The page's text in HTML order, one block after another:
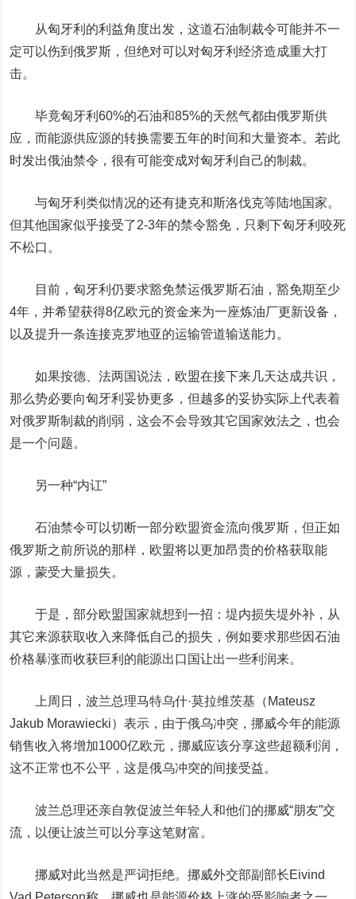
从匈牙利的利益角度出发，这道石油制裁令可能并不一
定可以伤到俄罗斯，但绝对可以对匈牙利经济造成重大打
击。
毕竟匈牙利60%的石油和85%的天然气都由俄罗斯供
应，而能源供应源的转换需要五年的时间和大量资本。若此
时发出俄油禁令，很有可能变成对匈牙利自己的制裁。
与匈牙利类似情况的还有捷克和斯洛伐克等陆地国家。
但其他国家似乎接受了2-3年的禁令豁免，只剩下匈牙利咬死
不松口。
目前，匈牙利仍要求豁免禁运俄罗斯石油，豁免期至少
4年，并希望获得8亿欧元的资金来为一座炼油厂更新设备，
以及提升一条连接克罗地亚的运输管道输送能力。
如果按德、法两国说法，欧盟在接下来几天达成共识，
那么势必要向匈牙利妥协更多，但越多的妥协实际上代表着
对俄罗斯制裁的削弱，这会不会导致其它国家效法之，也会
是一个问题。
另一种“内讧”
石油禁令可以切断一部分欧盟资金流向俄罗斯，但正如
俄罗斯之前所说的那样，欧盟将以更加昂贵的价格获取能
源，蒙受大量损失。
于是，部分欧盟国家就想到一招：堤内损失堤外补，从
其它来源获取收入来降低自己的损失，例如要求那些因石油
价格暴涨而收获巨利的能源出口国让出一些利润来。
上周日，波兰总理马特乌什·莫拉维茨基（Mateusz
Jakub Morawiecki）表示，由于俄乌冲突，挪威今年的能源
销售收入将增加1000亿欧元，挪威应该分享这些超额利润，
这不正常也不公平，这是俄乌冲突的间接受益。
波兰总理还亲自敦促波兰年轻人和他们的挪威“朋友”交
流，以便让波兰可以分享这笔财富。
挪威对此当然是严词拒绝。挪威外交部副部长Eivind